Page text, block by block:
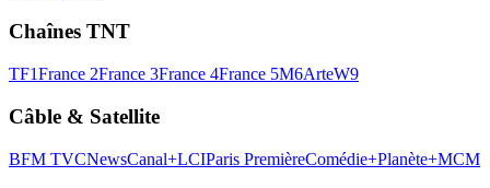
Chaînes TNT
TF1France 2France 3France 4France 5M6ArteW9
Câble & Satellite
BFM TVCNewsCanal+LCIParis PremièreComédie+Planète+MCM